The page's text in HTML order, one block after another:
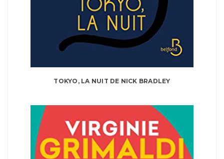
TOKYO, LA NUIT DE NICK BRADLEY